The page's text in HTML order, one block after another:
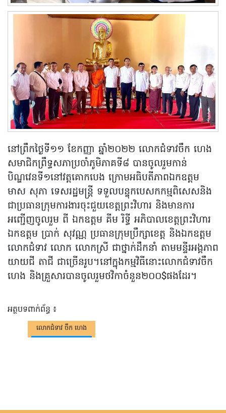
នៅព្រឹកថ្ងៃទី១១ ខែកញ្ញា ឆ្នាំ២០២២ លោកជំទាវចឹក ហេង
សមាជិកព្រឹទ្ធសភាប្រចាំភូមិភាគទី៨ បានចូលរួមកាន់
បិណ្ឌវេនទី១នៅវត្តគោកបេង ក្រោមអធិបតីភាពឯកឧត្តម
មាស សុភា ទេសរដ្ឋមន្ត្រី ទទួលបន្ទុកបេសកកម្មពិសេសនិង
ជាប្រធានក្រុមការងារចុះជួយខេត្តព្រះវិហារ និងមានការ
អញ្ជើញចូលរួម ពី ឯកឧត្តម គីម រិទ្ធី អភិបាលខេត្តព្រះវិហារ
ឯកឧត្តម ប្រាក់ សុវណ្ណ ប្រធានក្រុមប្រឹក្សាខេត្ត និងឯកឧត្តម
លោកជំទាវ លោក លោកស្រី ជាថ្នាក់ដឹកនាំ តាមមន្ទីរអង្គភាព
យាយជី តាជី ជាច្រើនរូប។នៅក្នុងកម្មវិធីនោះលោកជំទាវចឹក
ហេង និងគ្រួសារបានចូលរួមថវិកាចំនួន២០០$ផងដែរ។
អត្ថបទពាក់ព័ន្ធ ៖
លោកជំទាវ ចឹក ហេង